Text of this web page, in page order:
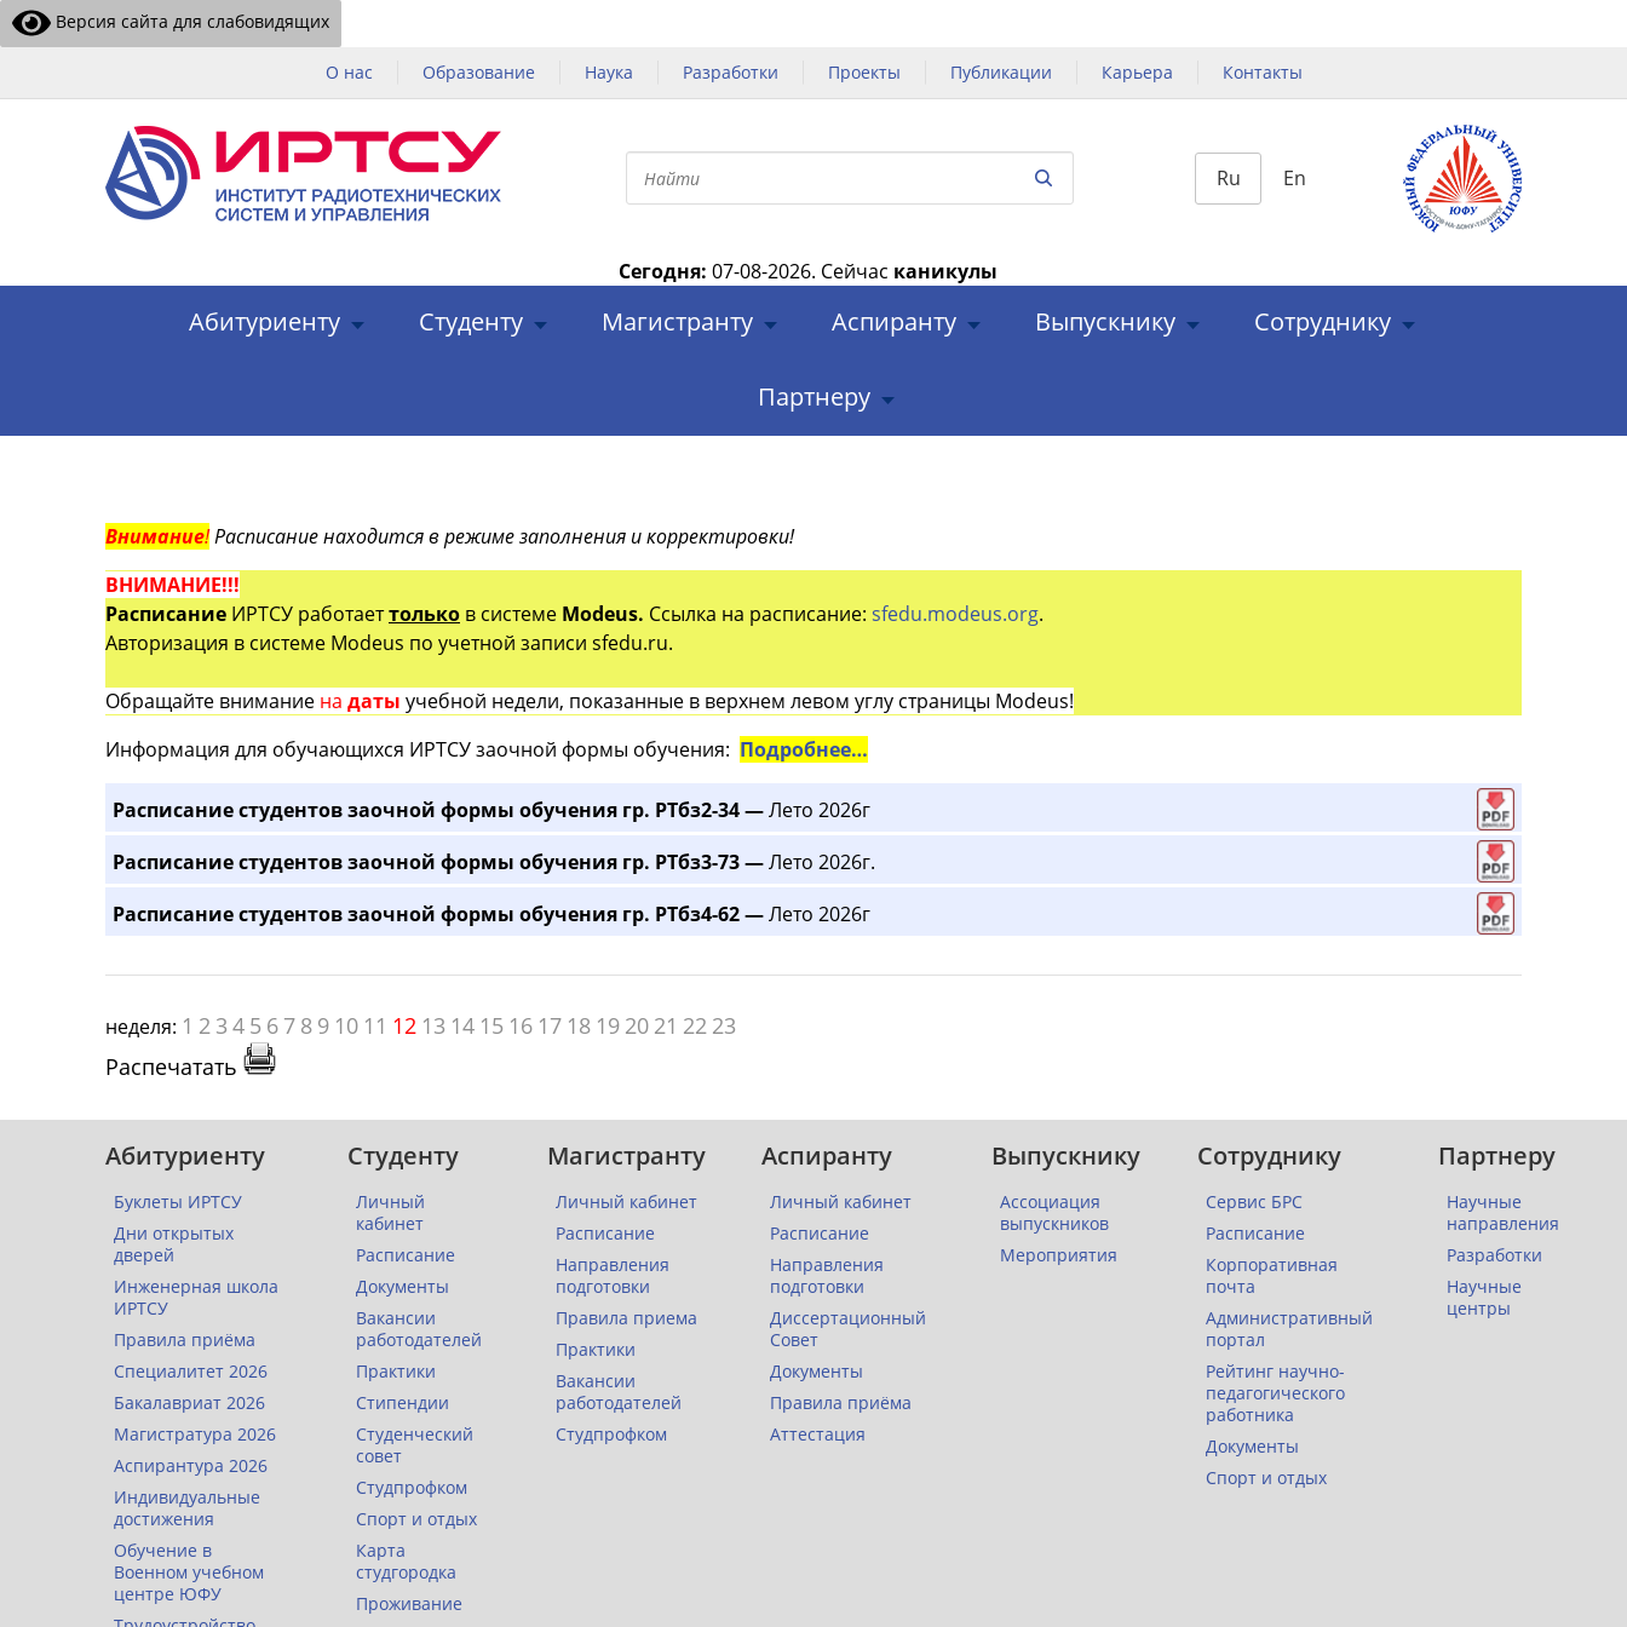
Версия сайта для слабовидящих
О нас Образование Наука Разработки Проекты Публикации Карьера Контакты
Ru En
Сегодня: 07-08-2026. Сейчас каникулы
Абитуриенту Студенту Магистранту Аспиранту Выпускнику Сотруднику
Партнеру
Внимание!Расписание находится в режиме заполнения и корректировки!
ВНИМАНИЕ!!!
Расписание ИРТСУ работаеттолько в системе Modeus. Ссылка на расписание: sfedu.modeus.org.
Авторизация в системе Modeus по учетной записи sfedu.ru.
Обращайте внимание на даты учебной недели, показанные в верхнем левом углу страницы Modeus!
Информация для обучающихся ИРТСУ заочной формы обучения: Подробнее…
Расписание студентов заочной формы обучения гр. РТбз2-34 —Лето 2026г
Расписание студентов заочной формы обучения гр. РТбз3-73 —Лето 2026г.
Расписание студентов заочной формы обучения гр. РТбз4-62 —Лето 2026г
неделя: 1 2 3 4 5 6 7 8 9 10 11 12 13 14 15 16 17 18 19 20 21 22 23
Распечатать
Абитуриенту
Буклеты ИРТСУ
Дни открытых
дверей
Инженерная школа
ИРТСУ
Правила приёма
Специалитет 2026
Бакалавриат 2026
Магистратура 2026
Аспирантура 2026
Индивидуальные
достижения
Обучение в
Военном учебном
центре ЮФУ
Студенту
Личный
кабинет
Расписание
Документы
Вакансии
работодателей
Практики
Стипендии
Студенческий
совет
Студпрофком
Спорт и отдых
Карта
студгородка
Проживание
Магистранту
Личный кабинет
Расписание
Направления
подготовки
Правила приема
Практики
Вакансии
работодателей
Студпрофком
Аспиранту
Личный кабинет
Расписание
Направления
подготовки
Диссертационный
Совет
Документы
Правила приёма
Аттестация
Выпускнику
Ассоциация
выпускников
Мероприятия
Сотруднику
Сервис БРС
Расписание
Корпоративная
почта
Административный
портал
Рейтинг научно-
педагогического
работника
Документы
Спорт и отдых
Партнеру
Научные
направления
Разработки
Научные
центры